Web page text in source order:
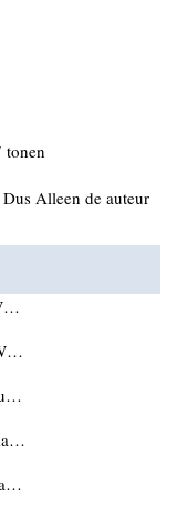
tonen
Alleen de auteur